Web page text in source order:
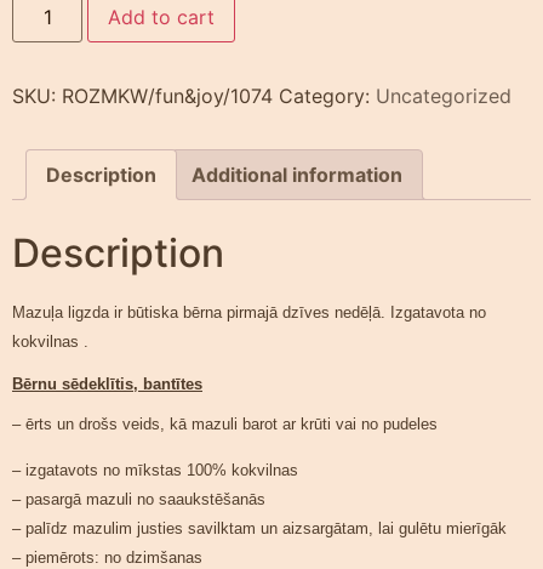
Add to cart
SKU: ROZMKW/fun&joy/1074 Category: Uncategorized
Description Additional information
Description
Mazuļa ligzdair būtiska bērna pirmajā dzīves nedēļā. Izgatavota no
kokvilnas .
Bērnu sēdeklītis, bantītes
– ērts un drošs veids, kā mazuli barot ar krūti vai no pudeles
– izgatavots no mīkstas 100% kokvilnas
– pasargā mazuli no saaukstēšanās
– palīdz mazulim justies savilktam un aizsargātam, lai gulētu mierīgāk
– piemērots: no dzimšanas